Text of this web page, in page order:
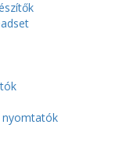
nyomtatók